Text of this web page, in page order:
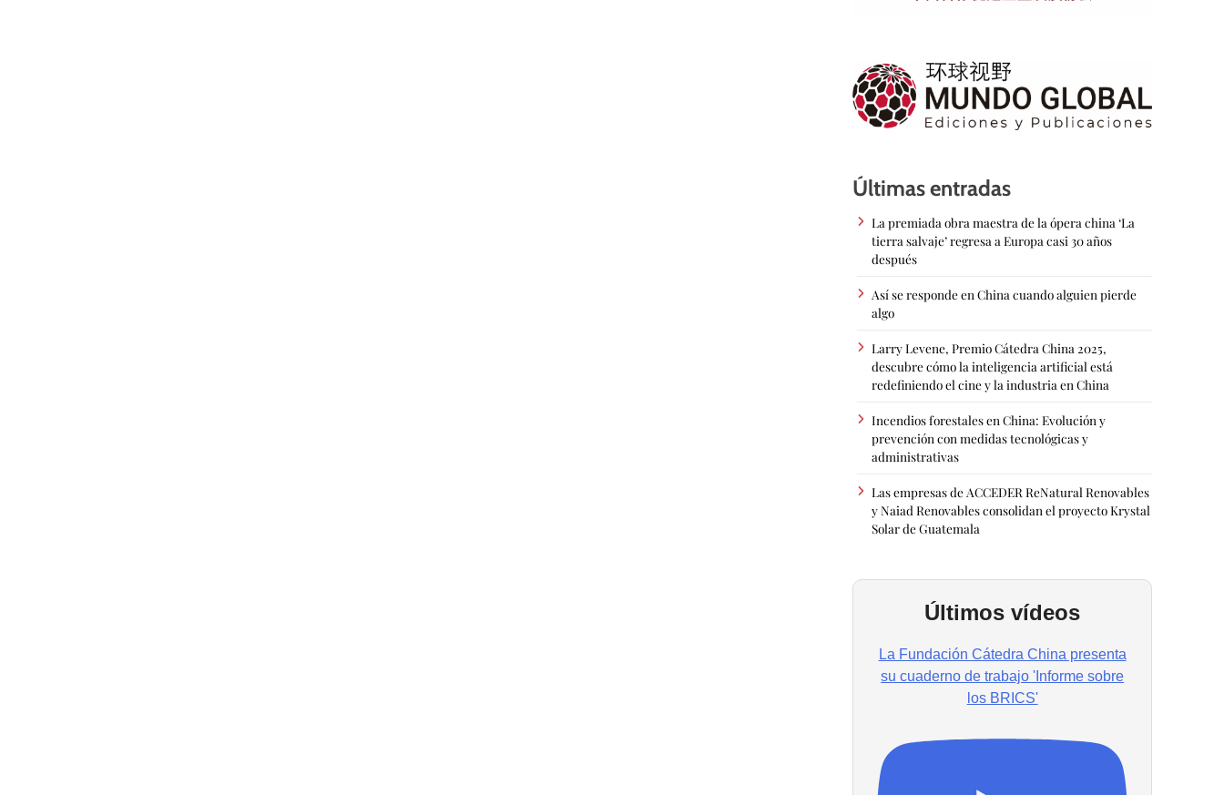
Últimas entradas
La premiada obra maestra de la ópera china ‘La
tierra salvaje’ regresa a Europa casi 30 años
después
Así se responde en China cuando alguien pierde
algo
Larry Levene, Premio Cátedra China 2025,
descubre cómo la inteligencia artificial está
redefiniendo el cine y la industria en China
Incendios forestales en China: Evolución y
prevención con medidas tecnológicas y
administrativas
Las empresas de ACCEDER ReNatural Renovables
y Naiad Renovables consolidan el proyecto Krystal
Solar de Guatemala
Últimos vídeos
La Fundación Cátedra China presenta
su cuaderno de trabajo 'Informe sobre
los BRICS'